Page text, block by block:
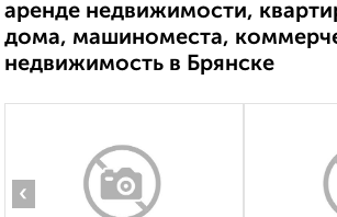
аренде недвижимости,
дома, машиноместа,
недвижимость в Брянске
‹